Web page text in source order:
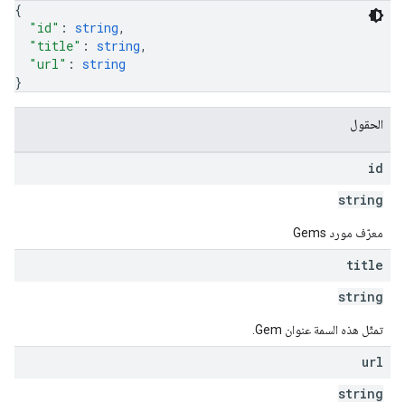
{
"id" : string,
"title" : string,
"url" : string
}
الحقول
id
string
معرّف مورد Gems
title
string
تمثّل هذه السمة عنوان Gem.
url
string